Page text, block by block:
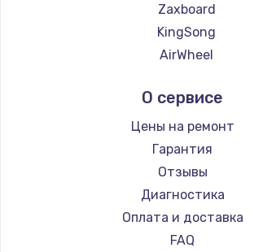
Заказать
Замена
Техобслуживание
900 руб.
Заказать
Установка / подключение /
Zaxboard
KingSong
AirWheel
Hunter
Shorner
Joyor
Minimotors
Bork
Segway
KIRIN
О сервисе
Цены на ремонт
Гарантия
Отзывы
Диагностика
Оплата и доставка
FAQ